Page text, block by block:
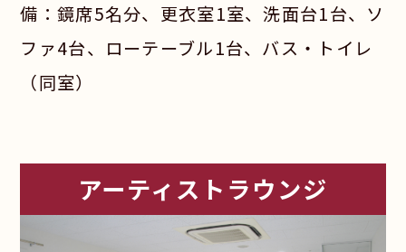
備：鏡席5名分、更衣室1室、洗面台1台、ソ
ファ4台、ローテーブル1台、バス・トイレ
（同室）
アーティストラウンジ